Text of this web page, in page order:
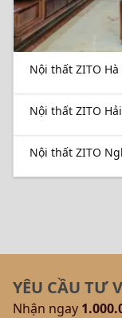
Nội thất ZITO Hà
Nội thất ZITO
Nội thất ZITO
YÊU CẦU TƯ
Nhận ngay